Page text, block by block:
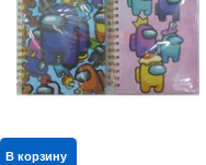
В корзину